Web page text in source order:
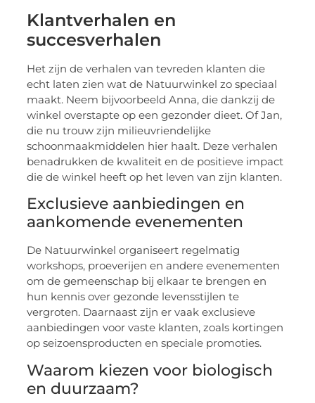
Klantverhalen en
succesverhalen
Het zijn de verhalen van tevreden klanten die
echt laten zien wat de Natuurwinkel zo speciaal
maakt. Neem bijvoorbeeld Anna, die dankzij de
winkel overstapte op een gezonder dieet. Of Jan,
die nu trouw zijn milieuvriendelijke
schoonmaakmiddelen hier haalt. Deze verhalen
benadrukken de kwaliteit en de positieve impact
die de winkel heeft op het leven van zijn klanten.
Exclusieve aanbiedingen en
aankomende evenementen
De Natuurwinkel organiseert regelmatig
workshops, proeverijen en andere evenementen
om de gemeenschap bij elkaar te brengen en
hun kennis over gezonde levensstijlen te
vergroten. Daarnaast zijn er vaak exclusieve
aanbiedingen voor vaste klanten, zoals kortingen
op seizoensproducten en speciale promoties.
Waarom kiezen voor biologisch
en duurzaam?